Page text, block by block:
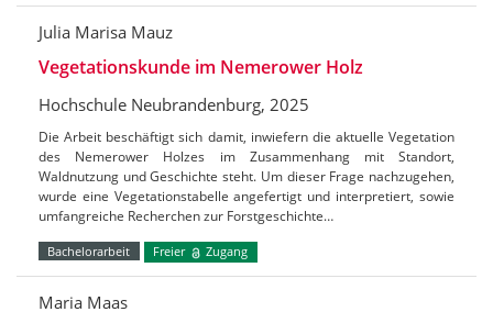
Julia Marisa Mauz
Vegetationskunde im Nemerower Holz
Hochschule Neubrandenburg, 2025
Die Arbeit beschäftigt sich damit, inwiefern die aktuelle Vegetation
des Nemerower Holzes im Zusammenhang mit Standort,
Waldnutzung und Geschichte steht. Um dieser Frage nachzugehen,
wurde eine Vegetationstabelle angefertigt und interpretiert, sowie
umfangreiche Recherchen zur Forstgeschichte…
Bachelorarbeit Freier Zugang
Maria Maas